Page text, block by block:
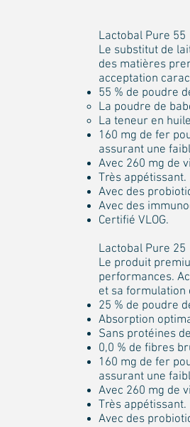
Lactobal Pure 55
Le substitut de
des matières
acceptation
55 % de poudre
La poudre de
La teneur en
160 mg de fer
assurant une
Avec 260 mg de
Très appétissant.
Avec des
Avec des
Certifié VLOG.
Lactobal Pure 25
Le produit
performances.
et sa formulation
25 % de poudre
Absorption
Sans protéines
0,0 % de fibres
160 mg de fer
assurant une
Avec 260 mg de
Très appétissant.
Avec des